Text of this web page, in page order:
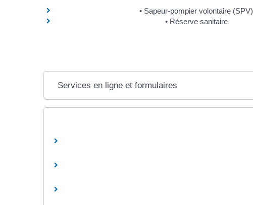
Sapeur-pompier volontaire (SPV)
Réserve sanitaire
Services en ligne et formulaires